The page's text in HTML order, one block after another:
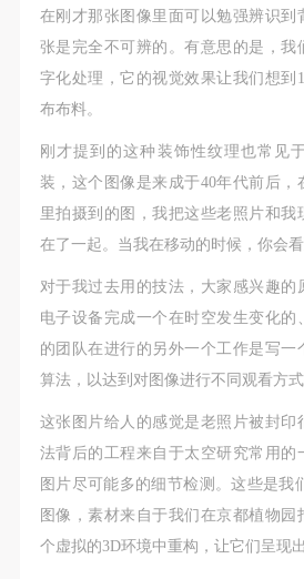
在刚才那张图像里面可以勉强辨识到
张是完全不可辨的。有意思的是，我
字化处理，它的视觉效果让我们想到
布布料。
刚才提到的这种装饰性纹理也常见
装，这个图像是来成于40年代前后，
里拍摄到的图，我把这些老照片和我
在了一起。当我在移动的时候，你会看
对于我过去用的技法，大家感兴趣的
电子设备完成一个在时空发生变化的
的团队在进行的另外一个工作是写一
算法，以达到对图像进行不同观看方式
这张图片给人的感觉是老照片被封印
法背后的工程来自于太空研究常用的
图片尽可能多的细节检测。这些是我
图像，素材来自于我们在京都植物园
个虚拟的3D环境中重构，让它们呈现